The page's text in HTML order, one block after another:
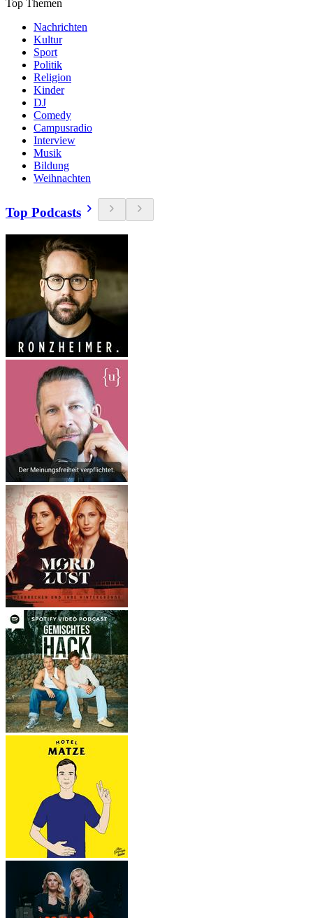
Top Themen
Nachrichten
Kultur
Sport
Politik
Religion
Kinder
DJ
Comedy
Campusradio
Interview
Musik
Bildung
Weihnachten
Top Podcasts